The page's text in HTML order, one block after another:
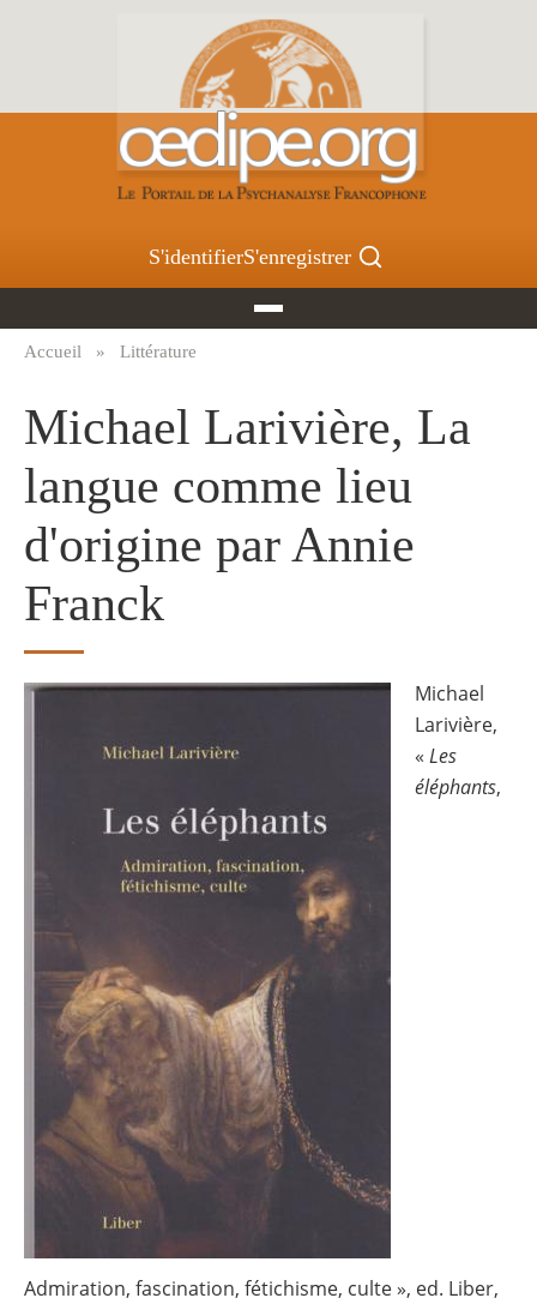
S'identifierS'enregistrer
d'Ariane
Accueil Littérature
Michael Larivière, La
langue comme lieu
d'origine par Annie
Franck
Image
Michael
Larivière,
« Les
éléphants,
Admiration, fascination, fétichisme, culte », ed. Liber,